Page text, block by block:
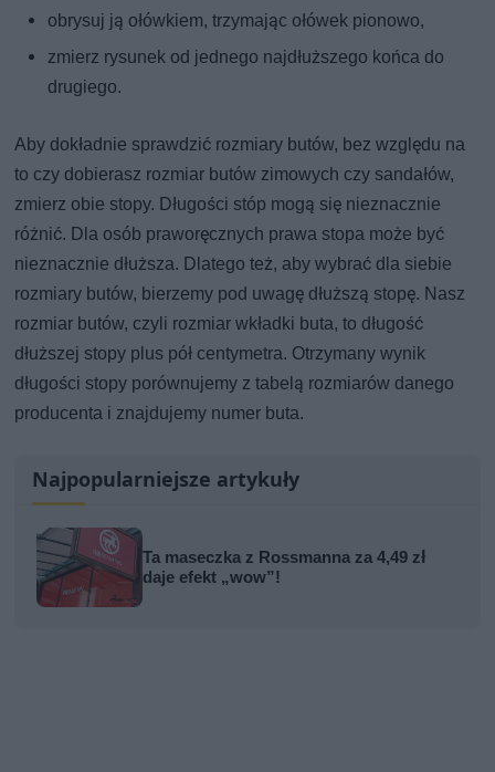
obrysuj ją ołówkiem, trzymając ołówek pionowo,
zmierz rysunek od jednego najdłuższego końca do
drugiego.
Aby dokładnie sprawdzić rozmiary butów, bez względu na
to czy dobierasz rozmiar butów zimowych czy sandałów,
zmierz obie stopy. Długości stóp mogą się nieznacznie
różnić. Dla osób praworęcznych prawa stopa może być
nieznacznie dłuższa. Dlatego też, aby wybrać dla siebie
rozmiary butów, bierzemy pod uwagę dłuższą stopę. Nasz
rozmiar butów, czyli rozmiar wkładki buta, to długość
dłuższej stopy plus pół centymetra. Otrzymany wynik
długości stopy porównujemy z tabelą rozmiarów danego
producenta i znajdujemy numer buta.
Najpopularniejsze artykuły
Ta maseczka z Rossmanna za 4,49 zł
daje efekt „wow”!